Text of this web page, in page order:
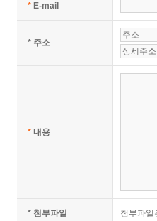
* E-mail
* 주소
* 내용
* 첨부파일 첨부파